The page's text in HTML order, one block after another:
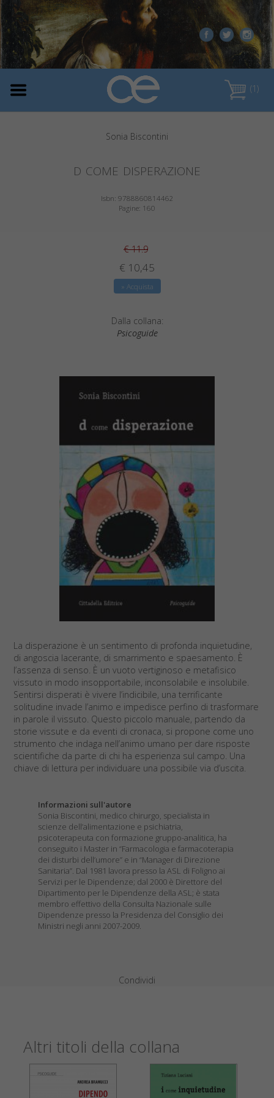
(1)
Sonia Biscontini
d come disperazione
Isbn: 9788860814462
Pagine: 160
€ 11.9
€ 10,45
» Acquista
Dalla collana:
Psicoguide
La disperazione è un sentimento di profonda inquietudine,
di angoscia lacerante, di smarrimento e spaesamento. È
l’assenza di senso. È un vuoto vertiginoso e metafisico
vissuto in modo insopportabile, inconsolabile e insolubile.
Sentirsi disperati è vivere l’indicibile, una terrificante
solitudine invade l’animo e impedisce perfino di trasformare
in parole il vissuto. Questo piccolo manuale, partendo da
storie vissute e da eventi di cronaca, si propone come uno
strumento che indaga nell’animo umano per dare risposte
scientifiche da parte di chi ha esperienza sul campo. Una
chiave di lettura per individuare una possibile via d’uscita.
Informazioni sull'autore
Sonia Biscontini, medico chirurgo, specialista in
scienze dell’alimentazione e psichiatria,
psicoterapeuta con formazione gruppo-analitica, ha
conseguito i Master in “Farmacologia e farmacoterapia
dei disturbi dell’umore” e in “Manager di Direzione
Sanitaria”. Dal 1981 lavora presso la ASL di Foligno ai
Servizi per le Dipendenze; dal 2000 è Direttore del
Dipartimento per le Dipendenze della ASL; è stata
membro effettivo della Consulta Nazionale sulle
Dipendenze presso la Presidenza del Consiglio dei
Ministri negli anni 2007-2009.
Condividi
Altri titoli della collana